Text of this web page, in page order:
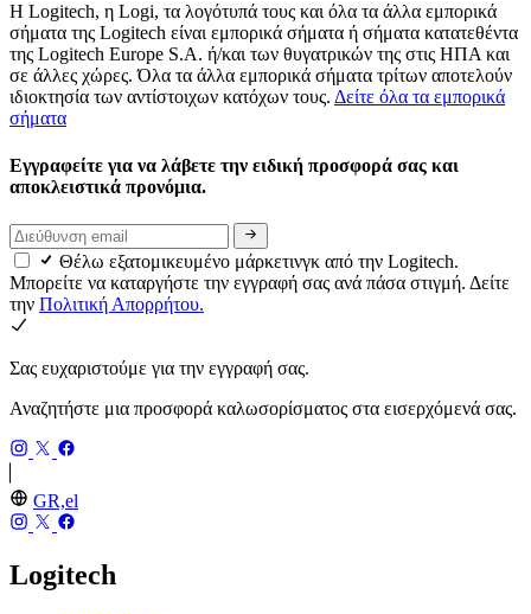
Η Logitech, η Logi, τα λογότυπά τους και όλα τα άλλα εμπορικά
σήματα της Logitech είναι εμπορικά σήματα ή σήματα κατατεθέντα
της Logitech Europe S.A. ή/και των θυγατρικών της στις ΗΠΑ και
σε άλλες χώρες. Όλα τα άλλα εμπορικά σήματα τρίτων αποτελούν
ιδιοκτησία των αντίστοιχων κατόχων τους. Δείτε όλα τα εμπορικά
σήματα
Εγγραφείτε για να λάβετε την ειδική προσφορά σας και
αποκλειστικά προνόμια.
Θέλω εξατομικευμένο μάρκετινγκ από την Logitech.
Μπορείτε να καταργήστε την εγγραφή σας ανά πάσα στιγμή. Δείτε
την Πολιτική Απορρήτου.
Σας ευχαριστούμε για την εγγραφή σας.
Αναζητήστε μια προσφορά καλωσορίσματος στα εισερχόμενά σας.
GR,el
Logitech